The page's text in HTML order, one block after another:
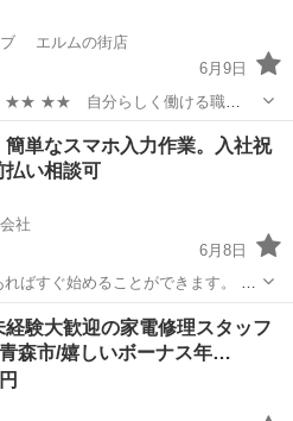
ブ エルムの街店
6月9日
★★ 自分らしく働ける職
？ ★WワークOK！【同
駅 動物
単なスマホ入力作業。入社祝
払い相談可
社
6月8日
ばすぐ始めることができます。 初
購入
のお仕事は【始める
ット
験大歓迎の家電修理スタッフ
森市/嬉しいボーナス年…